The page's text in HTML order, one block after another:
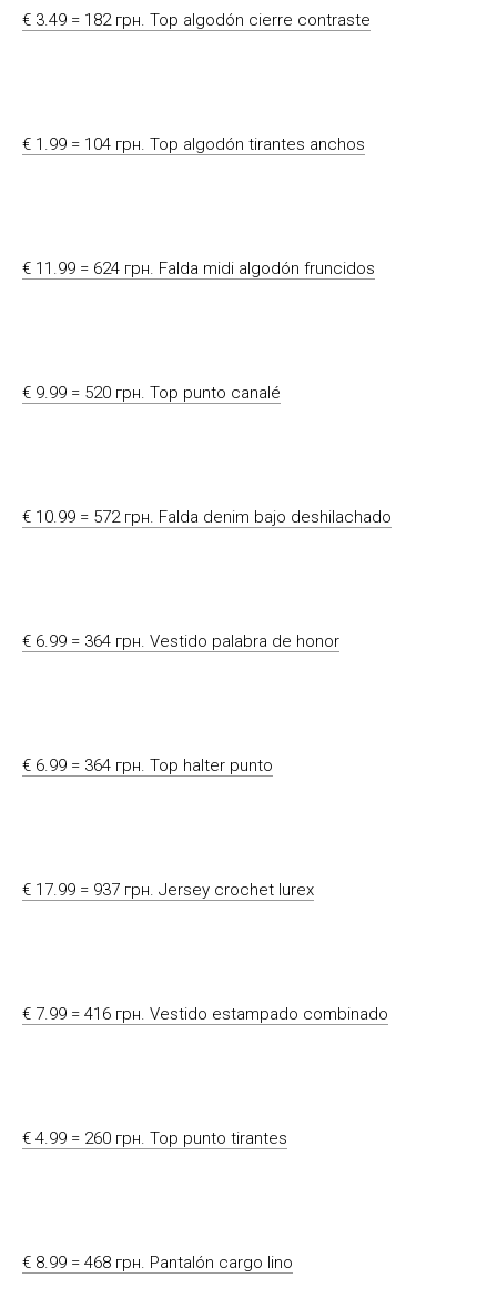
€ 3.49 = 182 грн. Top algodón cierre contraste
€ 1.99 = 104 грн. Top algodón tirantes anchos
€ 11.99 = 624 грн. Falda midi algodón fruncidos
€ 9.99 = 520 грн. Top punto canalé
€ 10.99 = 572 грн. Falda denim bajo deshilachado
€ 6.99 = 364 грн. Vestido palabra de honor
€ 6.99 = 364 грн. Top halter punto
€ 17.99 = 937 грн. Jersey crochet lurex
€ 7.99 = 416 грн. Vestido estampado combinado
€ 4.99 = 260 грн. Top punto tirantes
€ 8.99 = 468 грн. Pantalón cargo lino